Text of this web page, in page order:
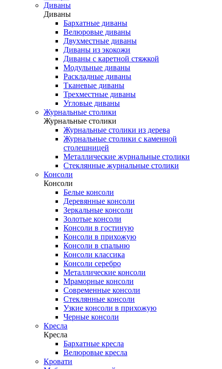
Диваны
Диваны
Бархатные диваны
Велюровые диваны
Двухместные диваны
Диваны из экокожи
Диваны с каретной стяжкой
Модульные диваны
Раскладные диваны
Тканевые диваны
Трехместные диваны
Угловые диваны
Журнальные столики
Журнальные столики
Журнальные столики из дерева
Журнальные столики с каменной
столешницей
Металлические журнальные столики
Стеклянные журнальные столики
Консоли
Консоли
Белые консоли
Деревянные консоли
Зеркальные консоли
Золотые консоли
Консоли в гостиную
Консоли в прихожую
Консоли в спальню
Консоли классика
Консоли серебро
Металлические консоли
Мраморные консоли
Современные консоли
Стеклянные консоли
Узкие консоли в прихожую
Черные консоли
Кресла
Кресла
Бархатные кресла
Велюровые кресла
Кровати